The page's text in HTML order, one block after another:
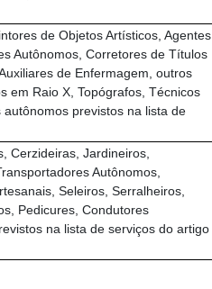
de Objetos Artísticos, Agentes
Autônomos, Corretores de Títulos
de Enfermagem, outros
em Raio X, Topógrafos, Técnicos
previstos na lista de
Cerzideiras, Jardineiros,
Autônomos,
Seleiros, Serralheiros,
Pedicures, Condutores
na lista de serviços do artigo